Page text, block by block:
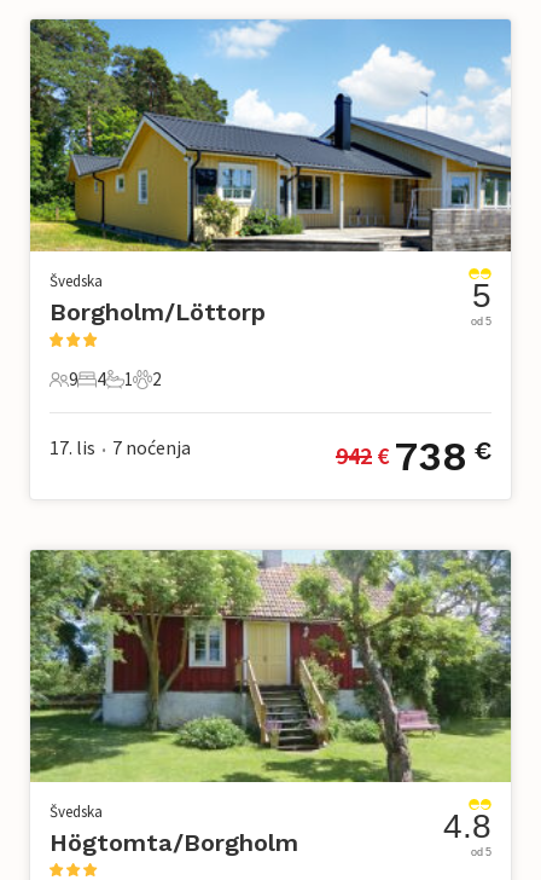
Švedska
Borgholm/Löttorp
9 Gosti
9
4 Spavaće sobe
4
1 Kupaonica
1
2 Kućni ljubimac
2
5
od 5
17. lis • 7 noćenja 942 € 738 €
Švedska
Högtomta/Borgholm 4.8
od 5